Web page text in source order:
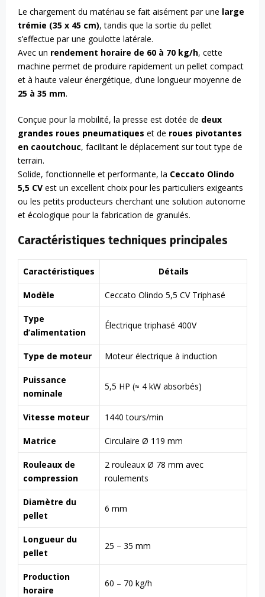
Le chargement du matériau se fait aisément par une large
trémie (35 x 45 cm), tandis que la sortie du pellet
s’effectue par une goulotte latérale.
Avec un rendement horaire de 60 à 70 kg/h, cette
machine permet de produire rapidement un pellet compact
et à haute valeur énergétique, d’une longueur moyenne de
25 à 35 mm.
Conçue pour la mobilité, la presse est dotée de deux
grandes roues pneumatiques et de roues pivotantes
en caoutchouc, facilitant le déplacement sur tout type de
terrain.
Solide, fonctionnelle et performante, la Ceccato Olindo
5,5 CV est un excellent choix pour les particuliers exigeants
ou les petits producteurs cherchant une solution autonome
et écologique pour la fabrication de granulés.
Caractéristiques techniques principales
Caractéristiques Détails
Modèle Ceccato Olindo 5,5 CV Triphasé
Type
d’alimentation
Électrique triphasé 400V
Type de moteur Moteur électrique à induction
Puissance
nominale
5,5 HP (≈ 4 kW absorbés)
Vitesse moteur 1440 tours/min
Matrice Circulaire Ø 119 mm
Rouleaux de
compression
2 rouleaux Ø 78 mm avec
roulements
Diamètre du
pellet
6 mm
Longueur du
pellet
25 – 35 mm
Production
horaire
60 – 70 kg/h